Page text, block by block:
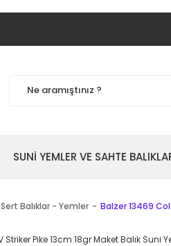
SUNİ YEMLER VE SAHTE
Sert Balıklar - Yemler Balzer 13469